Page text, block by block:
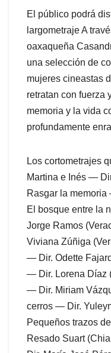
El público podrá
largometraje A
oaxaqueña
una selección de
mujeres cineastas
retratan con fuerza
memoria y la vida
profundamente
Los cortometrajes
Martina e Inés —
Rasgar la
El bosque entre la
Jorge Ramos
Viviana Zúñiga
— Dir. Odette
— Dir. Lorena Díaz
— Dir. Miriam
cerros — Dir.
Pequeños trazos
Resado Suart